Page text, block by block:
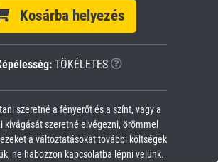
Kosárba helyezés
TÖKÉLETES
szeretné a fényerőt és a színt, vagy a
kivágását szeretné elvégezni, örömmel
a változtatásokat további költségek
ne habozzon kapcsolatba lépni velünk.